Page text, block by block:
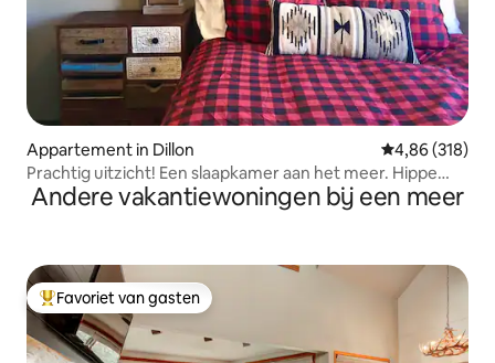
Appartement in Dillon Gemiddelde
4,86 (318)
Prachtig uitzicht! Een slaapkamer aan het meer. Hippe
inrichting.
Andere vakantiewoningen bij een meer
Topfavoriet van gasten
Favoriet van gasten